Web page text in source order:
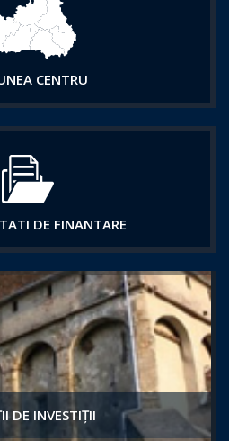
CENTRU
DE FINANTARE
DE INVESTIȚII